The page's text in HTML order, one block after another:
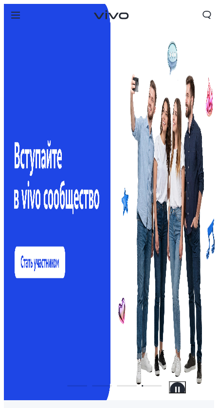
Россия | Выберите страну/регион